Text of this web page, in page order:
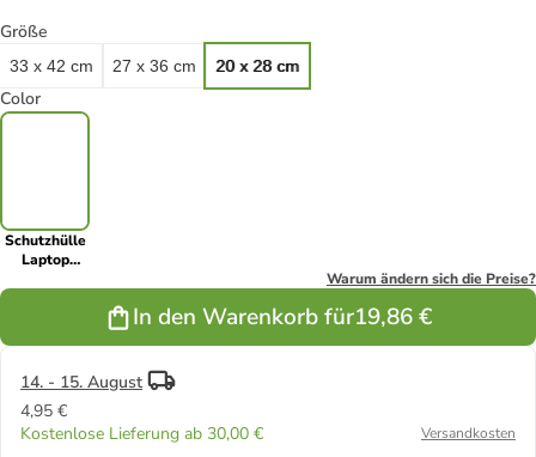
Größe
33 x 42 cm 27 x 36 cm 20 x 28 cm
Color
Schutzhülle
Laptop
Warum ändern sich die Preise?
In den Warenkorb für19,86 €
14. - 15. August
4,95 €
Kostenlose Lieferung ab 30,00 €
Versandkosten